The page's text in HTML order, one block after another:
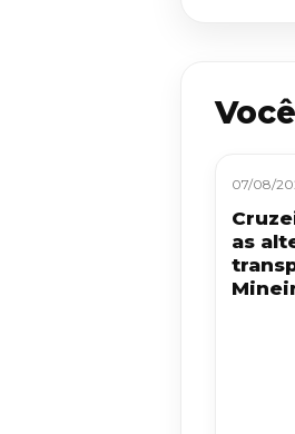
07/08/
as